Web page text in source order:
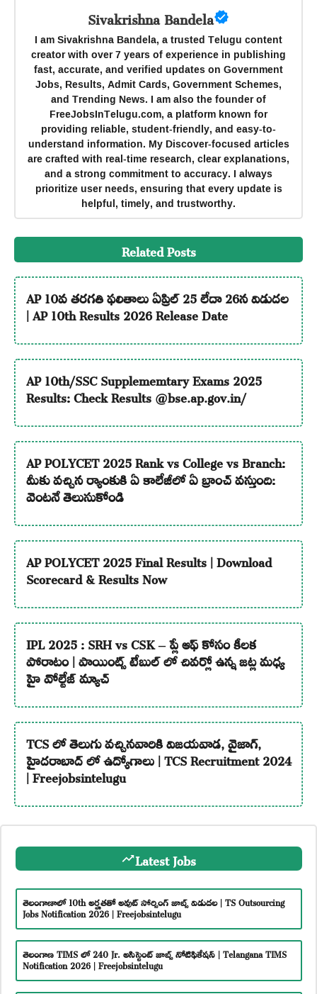
Sivakrishna Bandela
I am Sivakrishna Bandela, a trusted Telugu content
creator with over 7 years of experience in publishing
fast, accurate, and verified updates on Government
Jobs, Results, Admit Cards, Government Schemes,
and Trending News. I am also the founder of
FreeJobsInTelugu.com, a platform known for
providing reliable, student-friendly, and easy-to-
understand information. My Discover-focused articles
are crafted with real-time research, clear explanations,
and a strong commitment to accuracy. I always
prioritize user needs, ensuring that every update is
helpful, timely, and trustworthy.
Related Posts
AP 10వ తరగతి ఫలితాలు ఏప్రిల్ 25 లేదా 26న విడుదల
| AP 10th Results 2026 Release Date
AP 10th/SSC Supplememtary Exams 2025
Results: Check Results @bse.ap.gov.in/
AP POLYCET 2025 Rank vs College vs Branch:
మీకు వచ్చిన ర్యాంకుకి ఏ కాలేజీలో ఏ బ్రాంచ్ వస్తుంది:
వెంటనే తెలుసుకోండి
AP POLYCET 2025 Final Results | Download
Scorecard & Results Now
IPL 2025 : SRH vs CSK – ప్లే ఆఫ్ కోసం కీలక
పోరాటం | పాయింట్స్ టేబుల్ లో చివర్లో ఉన్న జట్ల మధ్య
హై వోల్టేజ్ మ్యాచ్
TCS లో తెలుగు వచ్చినవారికి విజయవాడ, వైజాగ్,
హైదరాబాద్ లో ఉద్యోగాలు | TCS Recruitment 2024
| Freejobsintelugu
Latest Jobs
తెలంగాణాలో 10th అర్హతతో అవుట్ సోర్సింగ్ జాబ్స్ విడుదల | TS Outsourcing
Jobs Notification 2026 | Freejobsintelugu
తెలంగాణ TIMS లో 240 Jr. అసిస్టెంట్ జాబ్స్ నోటిఫికేషన్ | Telangana TIMS
Notification 2026 | Freejobsintelugu